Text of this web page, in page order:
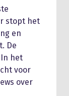
stopt het
en
De
het
voor
over